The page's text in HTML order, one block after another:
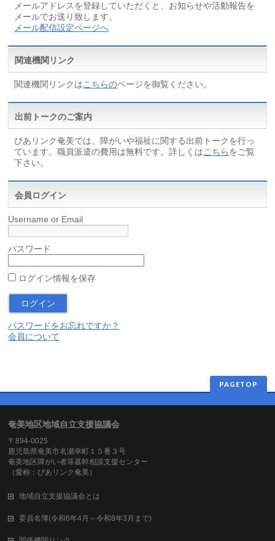
メールアドレスを登録していただくと、お知らせや活動報告を
メールでお送り致します。
メール配信設定ページへ
関連機関リンク
関連機関リンクはこちらのページを御覧ください。
出前トークのご案内
ぴあリンク奄美では、障がいや福祉に関する出前トークを行っ
ています。職員派遣の費用は無料です。詳しくはこちらをご覧
下さい。
会員ログイン
Username or Email
パスワード
ログイン情報を保存
パスワードをお忘れですか？
会員について
PAGETOP
奄美地区地域自立支援協議会
〒894-0025
鹿児島県奄美市名瀬幸町１５番３号
奄美地区障がい者等基幹相談支援センター
（愛称：ぴあリンク奄美）
地域自立支援協議会とは
委員名簿(令和6年4月～令和8年3月まで)